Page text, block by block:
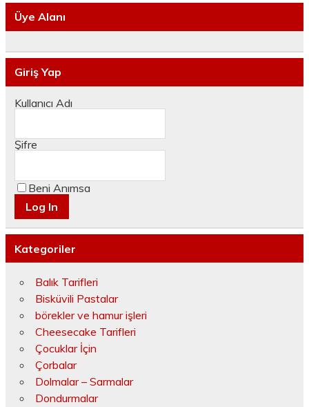
Üye Alanı
Giriş Yap
Kullanıcı Adı
Şifre
Beni Anımsa
Kategoriler
Balık Tarifleri
Bisküvili Pastalar
börekler ve hamur işleri
Cheesecake Tarifleri
Çocuklar İçin
Çorbalar
Dolmalar – Sarmalar
Dondurmalar